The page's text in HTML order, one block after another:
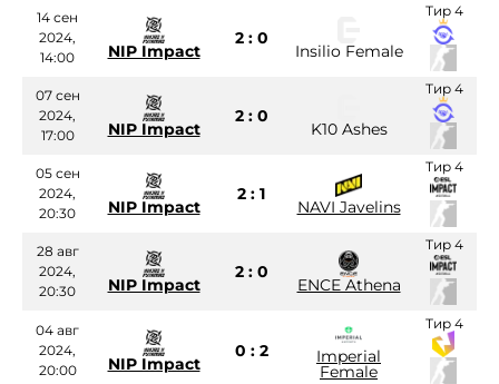
14 сен
2024,
14:00
NIP Impact
2 : 0
Insilio Female
Тир 4
07 сен
2024,
17:00
NIP Impact
2 : 0
K10 Ashes
Тир 4
05 сен
2024,
20:30
NIP Impact
2 : 1
NAVI Javelins
Тир 4
28 авг
2024,
20:30
NIP Impact
2 : 0
ENCE Athena
Тир 4
04 авг
2024,
20:00
NIP Impact
0 : 2 Imperial
Female
Тир 4